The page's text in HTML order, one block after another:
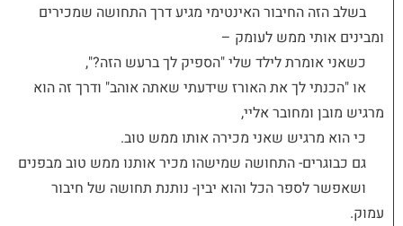
בשלב הזה החיבור האינטימי מגיע דרך התחושה שמכירים
ומבינים אותי ממש לעומק –
כשאני אומרת לילד שלי "הספיק לך ברעש הזה?",
או "הכנתי לך את האורז שידעתי שאתה אוהב" ודרך זה הוא
מרגיש מובן ומחובר אליי,
כי הוא מרגיש שאני מכירה אותו ממש טוב.
גם כבוגרים- התחושה שמישהו מכיר אותנו ממש טוב מבפנים
ושאפשר לספר הכל והוא יבין- נותנת תחושה של חיבור
עמוק.